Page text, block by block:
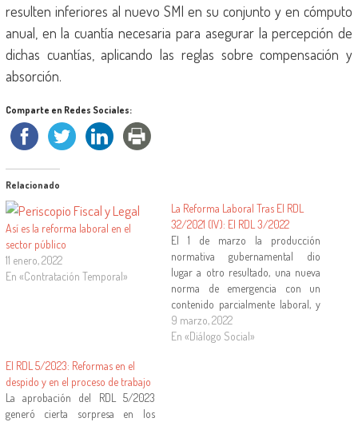
resulten inferiores al nuevo SMI en su conjunto y en cómputo
anual, en la cuantía necesaria para asegurar la percepción de
dichas cuantías, aplicando las reglas sobre compensación y
absorción.
Comparte en Redes Sociales:
Relacionado
Así es la reforma laboral en el
sector público
11 enero, 2022
En «Contratación Temporal»
La Reforma Laboral Tras El RDL
32/2021 (IV): El RDL 3/2022
El 1 de marzo la producción
normativa gubernamental dio
lugar a otro resultado, una nueva
norma de emergencia con un
contenido parcialmente laboral, y
con cuya aprobación se aprovechó
para continuar con la tarea de
9 marzo, 2022
En «Diálogo Social»
El RDL 5/2023: Reformas en el
despido y en el proceso de trabajo
La aprobación del RDL 5/2023
generó cierta sorpresa en los